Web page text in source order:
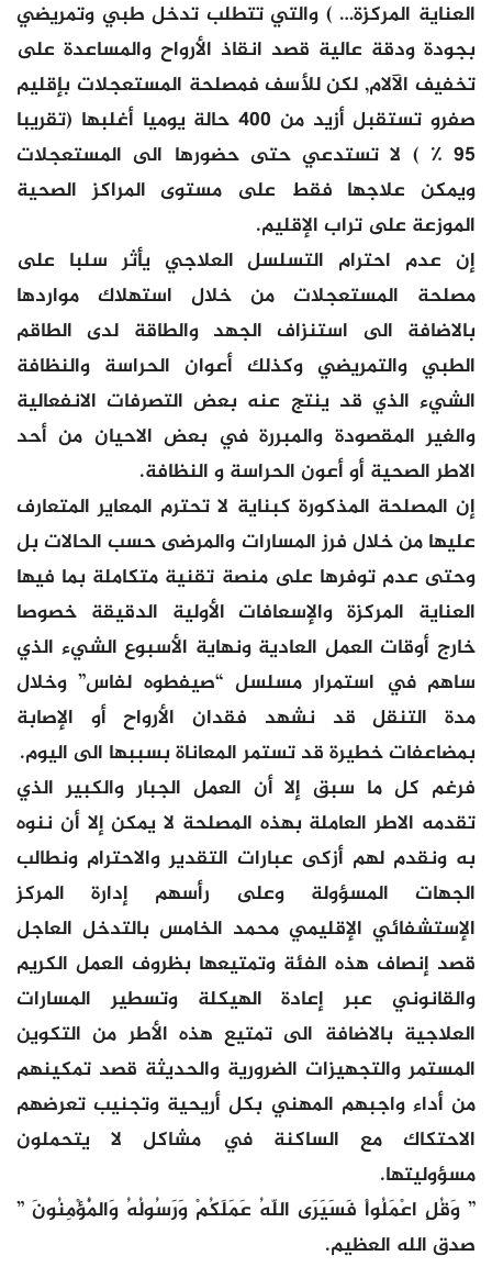
العناية المركزة… ) والتي تتطلب تدخل طبي وتمريضي
بجودة ودقة عالية قصد انقاذ الأرواح والمساعدة على
تخفيف الآلام, لكن للأسف فمصلحة المستعجلات بإقليم
صفرو تستقبل أزيد من 400 حالة يوميا أغلبها (تقريبا
95 ٪ ) لا تستدعي حتى حضورها الى المستعجلات
ويمكن علاجها فقط على مستوى المراكز الصحية
الموزعة على تراب الإقليم.
إن عدم احترام التسلسل العلاجي يأثر سلبا على
مصلحة المستعجلات من خلال استهلاك مواردها
بالاضافة الى استنزاف الجهد والطاقة لدى الطاقم
الطبي والتمريضي وكذلك أعوان الحراسة والنظافة
الشيء الذي قد ينتج عنه بعض التصرفات الانفعالية
والغير المقصودة والمبررة في بعض الاحيان من أحد
الاطر الصحية أو أعون الحراسة و النظافة.
إن المصلحة المذكورة كبناية لا تحترم المعاير المتعارف
عليها من خلال فرز المسارات والمرضى حسب الحالات بل
وحتى عدم توفرها على منصة تقنية متكاملة بما فيها
العناية المركزة والإسعافات الأولية الدقيقة خصوصا
خارج أوقات العمل العادية ونهاية الأسبوع الشيء الذي
ساهم في استمرار مسلسل “صيفطوه لفاس” وخلال
مدة التنقل قد نشهد فقدان الأرواح أو الإصابة
بمضاعفات خطيرة قد تستمر المعاناة بسببها الى اليوم.
فرغم كل ما سبق إلا أن العمل الجبار والكبير الذي
تقدمه الاطر العاملة بهذه المصلحة لا يمكن إلا أن ننوه
به ونقدم لهم أزكى عبارات التقدير والاحترام ونطالب
الجهات المسؤولة وعلى رأسهم إدارة المركز
الإستشفائي الإقليمي محمد الخامس بالتدخل العاجل
قصد إنصاف هذه الفئة وتمتيعها بظروف العمل الكريم
والقانوني عبر إعادة الهيكلة وتسطير المسارات
العلاجية بالاضافة الى تمتيع هذه الأطر من التكوين
المستمر والتجهيزات الضرورية والحديثة قصد تمكينهم
من أداء واجبهم المهني بكل أريحية وتجنيب تعرضهم
الاحتكاك مع الساكنة في مشاكل لا يتحملون
مسؤوليتها.
” وَقُلِ اعْمَلُواْ فَسَيَرَى اللّهُ عَمَلَكُمْ وَرَسُولُهُ وَالْمُؤْمِنُونَ ”
صدق الله العظيم.